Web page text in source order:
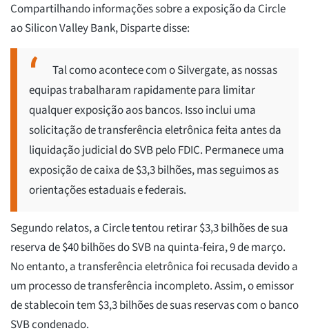
Compartilhando informações sobre a exposição da Circle
ao Silicon Valley Bank, Disparte disse:
Tal como acontece com o Silvergate, as nossas
equipas trabalharam rapidamente para limitar
qualquer exposição aos bancos. Isso inclui uma
solicitação de transferência eletrônica feita antes da
liquidação judicial do SVB pelo FDIC. Permanece uma
exposição de caixa de $3,3 bilhões, mas seguimos as
orientações estaduais e federais.
Segundo relatos, a Circle tentou retirar $3,3 bilhões de sua
reserva de $40 bilhões do SVB na quinta-feira, 9 de março.
No entanto, a transferência eletrônica foi recusada devido a
um processo de transferência incompleto. Assim, o emissor
de stablecoin tem $3,3 bilhões de suas reservas com o banco
SVB condenado.